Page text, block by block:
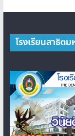
โรงเรียนสาธิต